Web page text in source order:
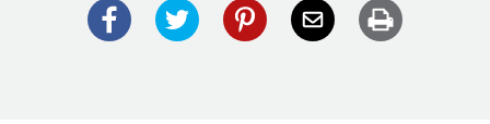
FacebookTwitter PinterestEmail Imprimer